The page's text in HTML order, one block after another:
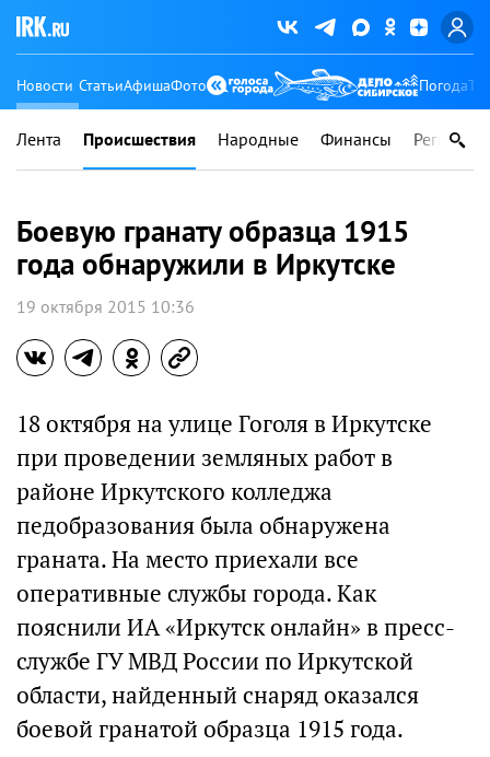
Новости СтатьиАфишаФото Погода
Лента Происшествия Народные Финансы Регионы
Боевую гранату образца 1915
года обнаружили в Иркутске
19 октября 2015 10:36
18 октября на улице Гоголя в Иркутске
при проведении земляных работ в
районе Иркутского колледжа
педобразования была обнаружена
граната. На место приехали все
оперативные службы города. Как
пояснили ИА «Иркутск онлайн» в пресс-
службе ГУ МВД России по Иркутской
области, найденный снаряд оказался
боевой гранатой образца 1915 года.